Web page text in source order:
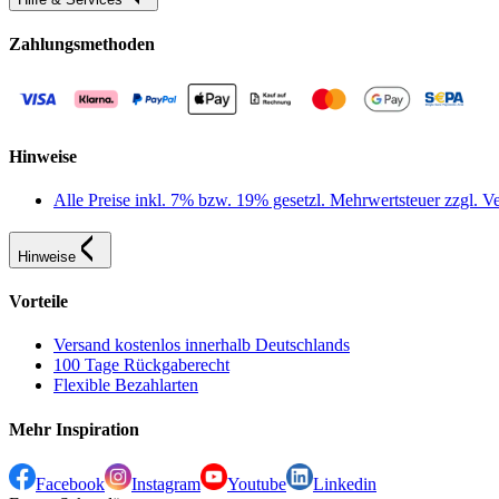
Zahlungsmethoden
Hinweise
Alle Preise inkl. 7% bzw. 19% gesetzl. Mehrwertsteuer zzgl.
Hinweise
Vorteile
Versand kostenlos innerhalb Deutschlands
100 Tage Rückgaberecht
Flexible Bezahlarten
Mehr Inspiration
Facebook Instagram Youtube
Linkedin